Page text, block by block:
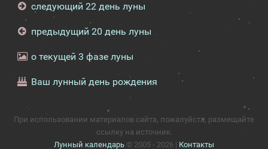
следующий 22 день луны
предыдущий 20 день луны
о текущей 3 фазе луны
Ваш лунный день рождения
При использовании материалов сайта, пожалуйста, размещайте
ссылку на источник.
Лунный календарь © 2005 - 2026 | Контакты